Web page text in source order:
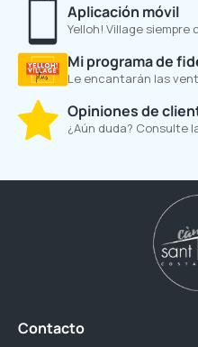
Aplicación móvil
Yelloh! Village siempre
Mi programa de
Le encantarán las
Opiniones de
¿Aún duda? Consulte
Contacto